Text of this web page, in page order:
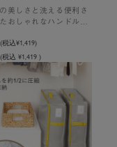
美しさと洗える便利さ
おしゃれなハンドル付
(税込¥1,419)
(税込 ¥1,419 )